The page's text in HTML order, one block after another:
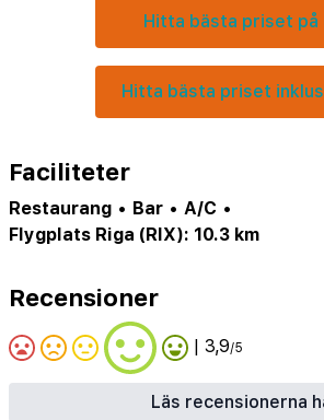
Hitta bästa priset på
Hitta bästa priset
Faciliteter
Restaurang • Bar • A/C •
Flygplats Riga (RIX): 10.3 km
Recensioner
| 3,9/5
Läs recensionerna